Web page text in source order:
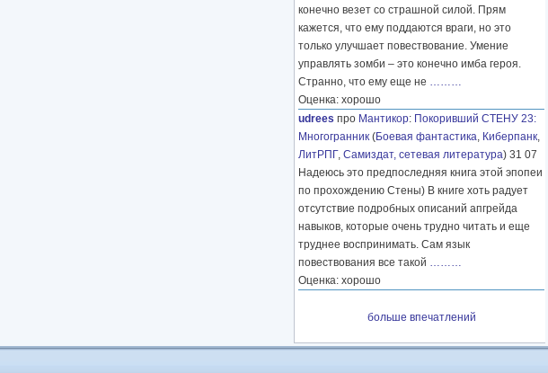
конечно везет со страшной силой. Прям
кажется, что ему поддаются враги, но это
только улучшает повествование. Умение
управлять зомби – это конечно имба героя.
Странно, что ему еще не ………
Оценка: хорошо
udrees про Мантикор: Покоривший СТЕНУ 23:
Многогранник (Боевая фантастика, Киберпанк,
ЛитРПГ, Самиздат, сетевая литература) 31 07
Надеюсь это предпоследняя книга этой эпопеи
по прохождению Стены) В книге хоть радует
отсутствие подробных описаний апгрейда
навыков, которые очень трудно читать и еще
труднее воспринимать. Сам язык
повествования все такой ………
Оценка: хорошо
больше впечатлений